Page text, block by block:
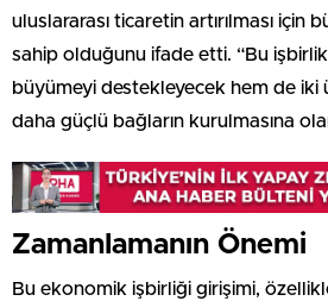
uluslararası ticaretin artırılması için
sahip olduğunu ifade etti. “Bu
büyümeyi destekleyecek hem de iki
daha güçlü bağların kurulmasına
Zamanlamanın Önemi
Bu ekonomik işbirliği girişimi,